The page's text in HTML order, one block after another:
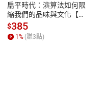
扁平時代：演算法如何限
縮我們的品味與文化【電
子書】
$385
1% (賺3點)